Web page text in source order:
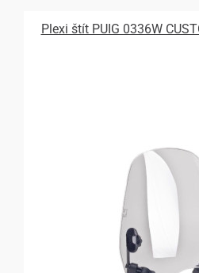
Plexi štít PUIG 0336W